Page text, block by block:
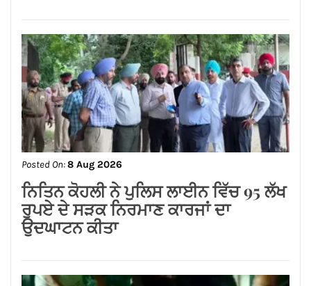
Posted On:8 Aug 2026
जालंधर कैंट के लोगों की लंबे समय से लंबित
समस्याओं का समाधान करवाने के लिए हर स्तर
पर करूंगा प्रयास — अमित तनेजा
Posted On: 8 Aug 2026